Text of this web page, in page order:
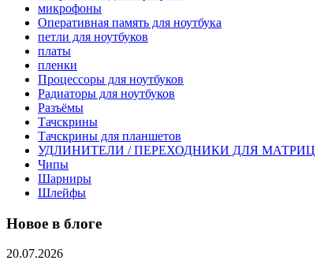
микрофоны
Оперативная память для ноутбука
петли для ноутбуков
платы
пленки
Процессоры для ноутбуков
Радиаторы для ноутбуков
Разъёмы
Тачскрины
Тачскрины для планшетов
УДЛИНИТЕЛИ / ПЕРЕХОДНИКИ ДЛЯ МАТРИЦ
Чипы
Шарниры
Шлейфы
Новое в блоге
20.07.2026